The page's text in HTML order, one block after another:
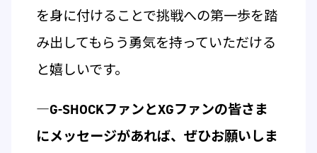
を身に付けることで挑戦への第一歩を踏
み出してもらう勇気を持っていただける
と嬉しいです。
―G-SHOCKファンとXGファンの皆さま
にメッセージがあれば、ぜひお願いしま